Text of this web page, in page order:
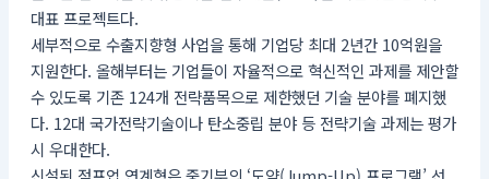
대표 프로젝트다.
세부적으로 수출지향형 사업을 통해 기업당 최대 2년간 10억원을
지원한다. 올해부터는 기업들이 자율적으로 혁신적인 과제를 제안할
수 있도록 기존 124개 전략품목으로 제한했던 기술 분야를 폐지했
다. 12대 국가전략기술이나 탄소중립 분야 등 전략기술 과제는 평가
시 우대한다.